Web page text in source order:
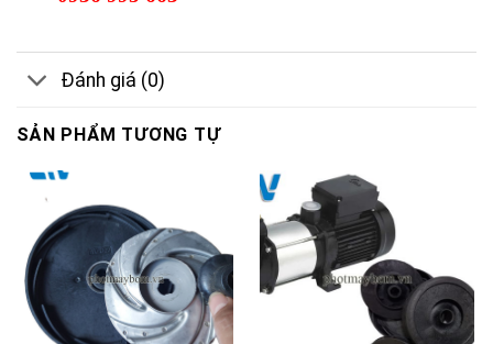
Đánh giá (0)
SẢN PHẨM TƯƠNG TỰ